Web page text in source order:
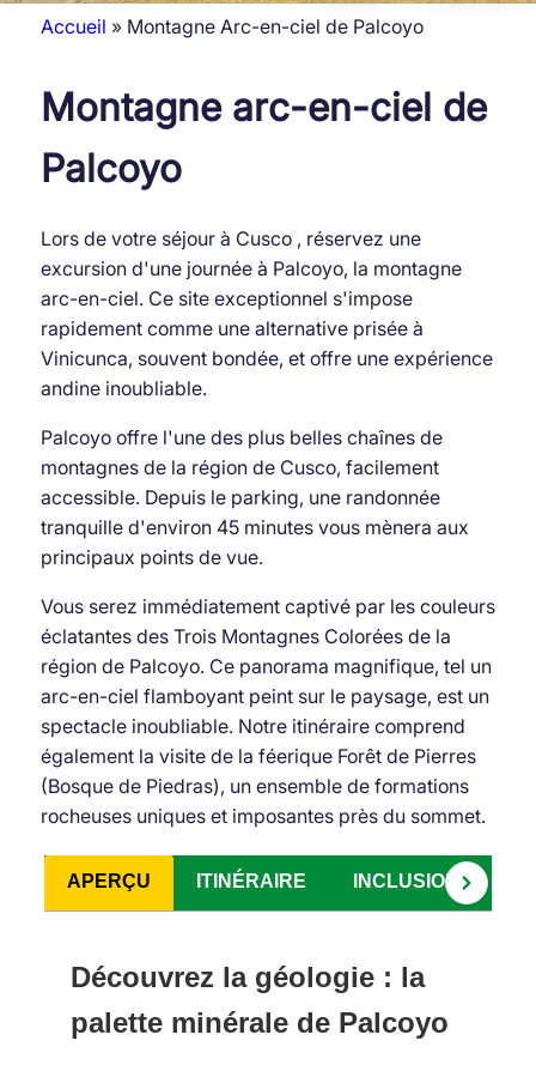
d'Ariane
Accueil Montagne Arc-en-ciel de Palcoyo
Montagne arc-en-ciel de
Palcoyo
Lors de votre séjour à Cusco , réservez une
excursion d'une journée à Palcoyo, la montagne
arc-en-ciel. Ce site exceptionnel s'impose
rapidement comme une alternative prisée à
Vinicunca, souvent bondée, et offre une expérience
andine inoubliable.
Palcoyo offre l'une des plus belles chaînes de
montagnes de la région de Cusco, facilement
accessible. Depuis le parking, une randonnée
tranquille d'environ 45 minutes vous mènera aux
principaux points de vue.
Vous serez immédiatement captivé par les couleurs
éclatantes des Trois Montagnes Colorées de la
région de Palcoyo. Ce panorama magnifique, tel un
arc-en-ciel flamboyant peint sur le paysage, est un
spectacle inoubliable. Notre itinéraire comprend
également la visite de la féerique Forêt de Pierres
(Bosque de Piedras), un ensemble de formations
rocheuses uniques et imposantes près du sommet.
APERÇU ITINÉRAIRE INCLUSIONS
Découvrez la géologie : la
palette minérale de Palcoyo